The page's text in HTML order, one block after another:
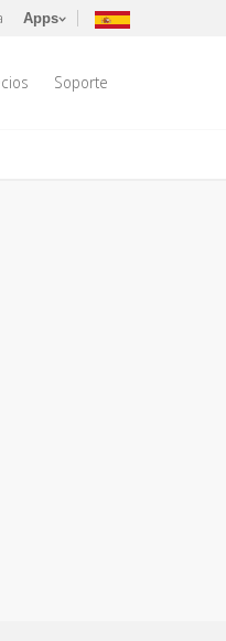
Apps
Soporte